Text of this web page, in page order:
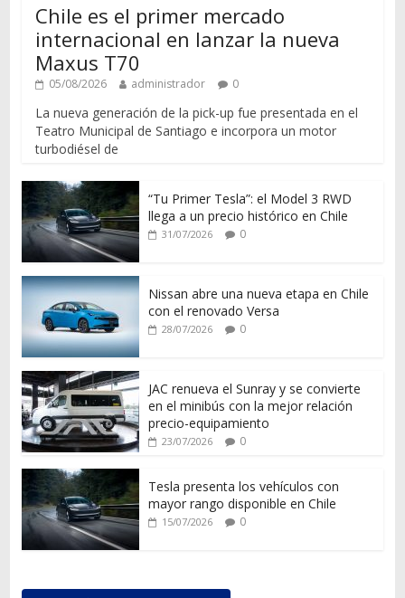
Chile es el primer mercado
internacional en lanzar la nueva
Maxus T70
05/08/2026 administrador 0
La nueva generación de la pick-up fue presentada en el
Teatro Municipal de Santiago e incorpora un motor
turbodiésel de
“Tu Primer Tesla”: el Model 3 RWD
llega a un precio histórico en Chile
31/07/2026 0
Nissan abre una nueva etapa en Chile
con el renovado Versa
28/07/2026 0
JAC renueva el Sunray y se convierte
en el minibús con la mejor relación
precio-equipamiento
23/07/2026 0
Tesla presenta los vehículos con
mayor rango disponible en Chile
15/07/2026 0